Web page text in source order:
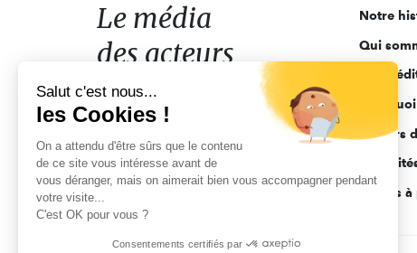
acteurs
de
l'engagement
Le média
des acteurs
de l'engagement
Notre
Qui
Ligne
Acteurs
Appels
Salut c'est nous...
les Cookies !
On a attendu d'être sûrs que le contenu
de ce site vous intéresse avant de
vous déranger, mais on aimerait bien vous accompagner pendant
votre visite...
C'est OK pour vous ?
Consentements certifiés par